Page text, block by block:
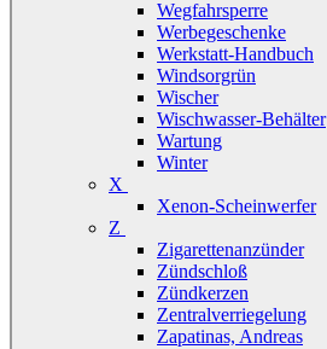
Wegfahrsperre
Werbegeschenke
Werkstatt-Handbuch
Windsorgrün
Wischer
Wischwasser-Behälter
Wartung
Winter
X
Xenon-Scheinwerfer
Z
Zigarettenanzünder
Zündschloß
Zündkerzen
Zentralverriegelung
Zapatinas, Andreas